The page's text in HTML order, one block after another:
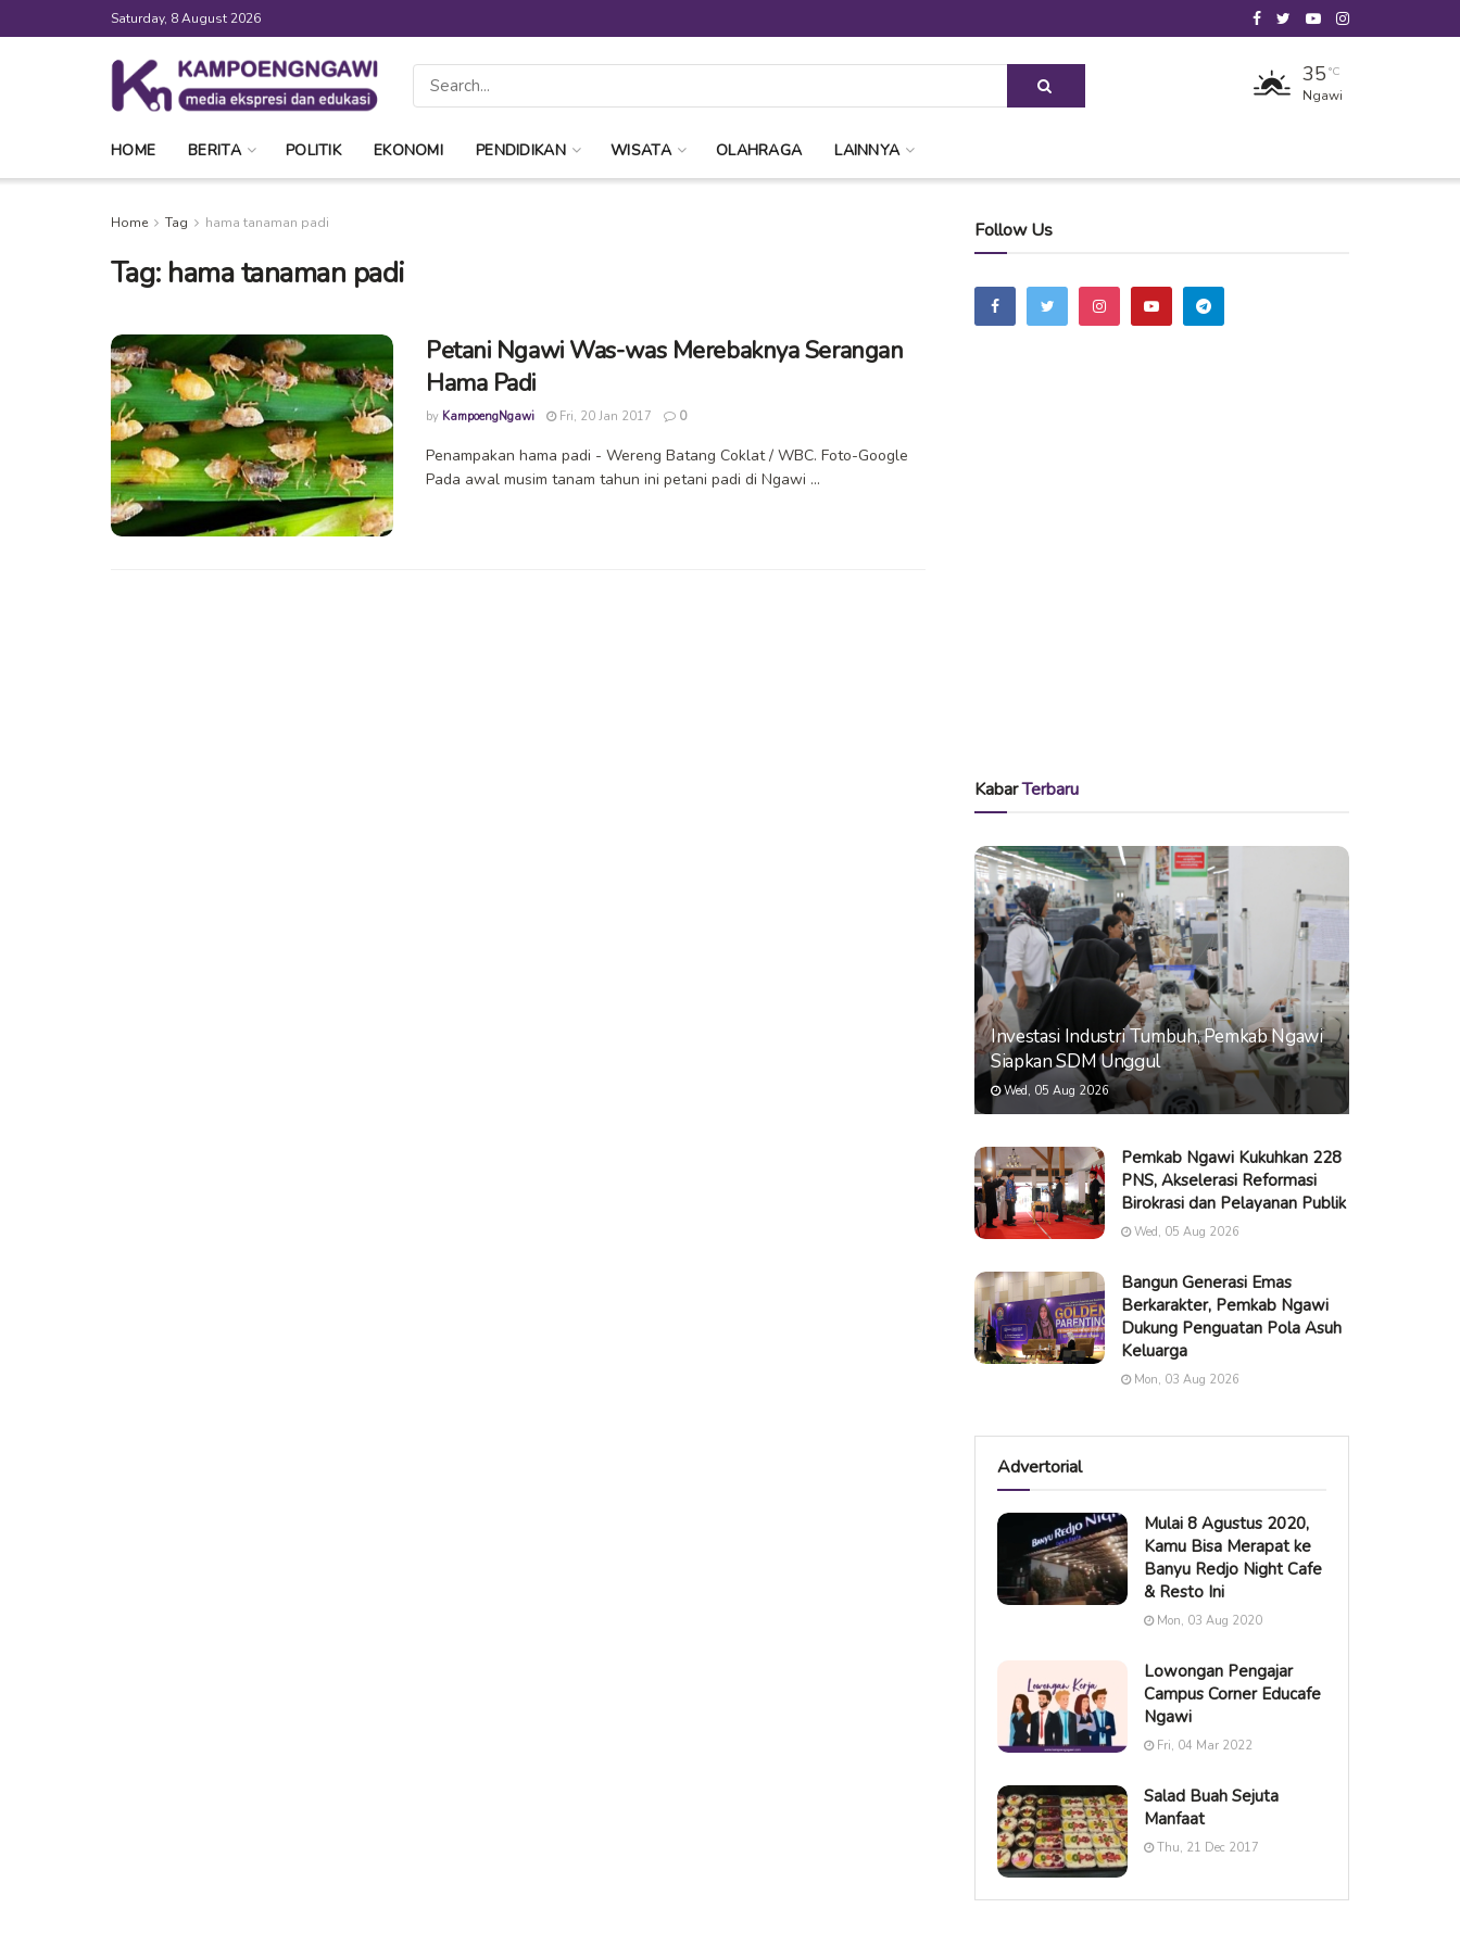
Saturday, 8 August 2026
35 °C
Ngawi
HOME BERITA POLITIK EKONOMI PENDIDIKAN WISATA OLAHRAGA LAINNYA
Home Tag hama tanaman padi
Tag: hama tanaman padi
Petani Ngawi Was-was Merebaknya Serangan
Hama Padi
by KampoengNgawi Fri, 20 Jan 2017 0
Penampakan hama padi - Wereng Batang Coklat / WBC. Foto-Google
Pada awal musim tanam tahun ini petani padi di Ngawi ...
Follow Us
KabarTerbaru
Investasi Industri Tumbuh, Pemkab Ngawi
Siapkan SDM Unggul
Wed, 05 Aug 2026
Pemkab Ngawi Kukuhkan 228
PNS, Akselerasi Reformasi
Birokrasi dan Pelayanan Publik
Wed, 05 Aug 2026
Bangun Generasi Emas
Berkarakter, Pemkab Ngawi
Dukung Penguatan Pola Asuh
Keluarga
Mon, 03 Aug 2026
Advertorial
Mulai 8 Agustus 2020,
Kamu Bisa Merapat ke
Banyu Redjo Night Cafe
& Resto Ini
Mon, 03 Aug 2020
Lowongan Pengajar
Campus Corner Educafe
Ngawi
Fri, 04 Mar 2022
Salad Buah Sejuta
Manfaat
Thu, 21 Dec 2017